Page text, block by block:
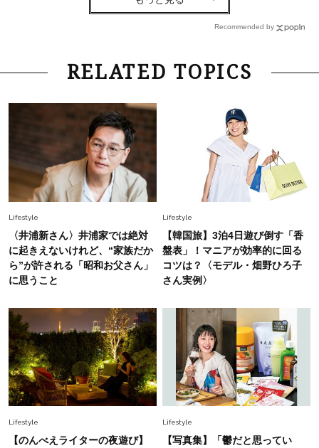
【40代コンサバ派】白Tシャツは「パール×ゴー
ルドアクセ」を合わせるのが正解！〈大野真理子
Lifestyle 2026.7.29
「お若いですね」は褒め言葉？“若い＝美しい”と
ーレス連載22】
Lifestyle 2026.7.29
「人間、役に立たなきゃ生きてちゃいかんか？」
上野千鶴子先生が問い直す“理想の老後”の呪縛
【ジェンダー連載23】
2026.8.6
26年夏の【開運アクション】は”ひと拭き”習
慣！「金運アップ→トイレ、じゃあ底上げ運
は？」
中村ゆりさん「40代になり、やっと“仕事以外の
幸福感”に目が向いた」ライフスタイルも、服も
Fashion 2026.7.16
白黒でもこんなに華やぐ！40代、夏の「甘めト
ップス×パンツ」コーデ〈3選〉
Fashion 2026.5.29
Recommended by
RELATED TOPICS
Lifestyle
〈井浦新さん〉井浦家では絶対
に起きえないけれど、“家族だか
ら”が許される「昭和お父さん」
に思うこと
Lifestyle
【韓国旅】3泊4日遊び倒す「香
盤表」！マニアが効率的に回る
コツは？〈モデル・畑野ひろ子
さん実例〉
Lifestyle
【のんべえライターの夜遊び】
Lifestyle
【写真集】「鬱だと思ってい